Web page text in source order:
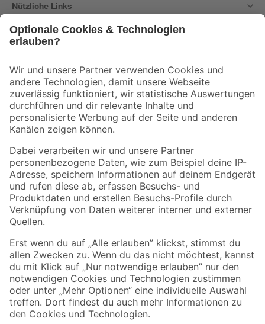
Nützliche Links
Der toom Newsletter: Keine Angebote und Aktionen mehr verpassen!
Zur Newsletter Anmeldung
Folge uns
Zahlungsarten Versandarten
Sicher einkaufen
Jetzt die toom-App herunterladen